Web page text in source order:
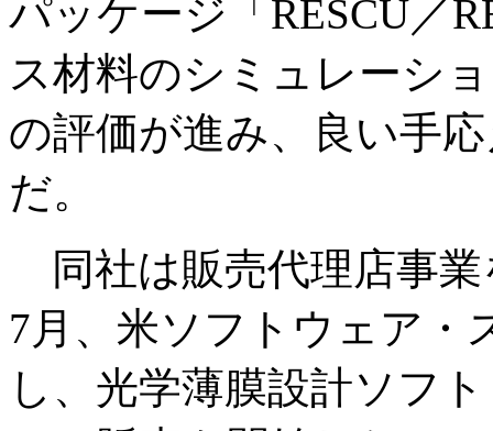
パッケージ「RESCU／
ス材料のシミュレーシ
の評価が進み、良い手
だ。
同社は販売代理店事
7月、米ソフトウェア・
し、光学薄膜設計ソフ